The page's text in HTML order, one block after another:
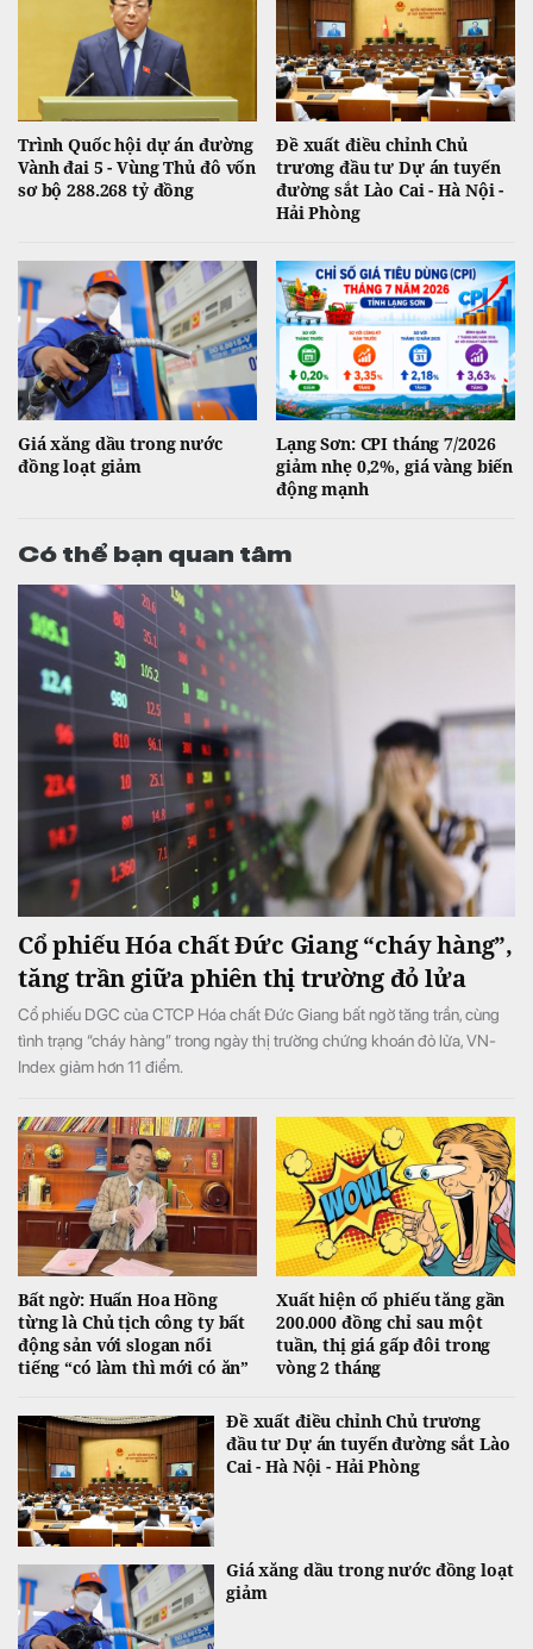
Trình Quốc hội dự án đường
Vành đai 5 - Vùng Thủ đô vốn
sơ bộ 288.268 tỷ đồng
Đề xuất điều chỉnh Chủ
trương đầu tư Dự án tuyến
đường sắt Lào Cai - Hà Nội -
Hải Phòng
Giá xăng dầu trong nước
đồng loạt giảm
Lạng Sơn: CPI tháng 7/2026
giảm nhẹ 0,2%, giá vàng biến
động mạnh
Có thể bạn quan tâm
Cổ phiếu Hóa chất Đức Giang “cháy hàng”,
tăng trần giữa phiên thị trường đỏ lửa
Cổ phiếu DGC của CTCP Hóa chất Đức Giang bất ngờ tăng trần, cùng
tình trạng “cháy hàng” trong ngày thị trường chứng khoán đỏ lửa, VN-
Index giảm hơn 11 điểm.
Bất ngờ: Huấn Hoa Hồng
từng là Chủ tịch công ty bất
động sản với slogan nổi
tiếng “có làm thì mới có ăn”
Xuất hiện cổ phiếu tăng gần
200.000 đồng chỉ sau một
tuần, thị giá gấp đôi trong
vòng 2 tháng
Đề xuất điều chỉnh Chủ trương
đầu tư Dự án tuyến đường sắt Lào
Cai - Hà Nội - Hải Phòng
Giá xăng dầu trong nước đồng loạt
giảm